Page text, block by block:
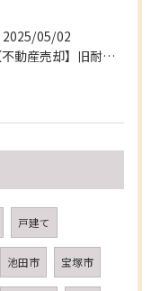
2025/05/02
【不動産売却】旧耐震基準の家の売却について～伊丹市の不動産会社～
戸建て
池田市 宝塚市